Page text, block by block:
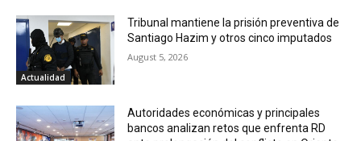
Actualidad
Tribunal mantiene la prisión preventiva de
Santiago Hazim y otros cinco imputados
August 5, 2026
Autoridades económicas y principales
bancos analizan retos que enfrenta RD